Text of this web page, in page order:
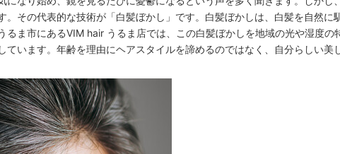
。その代表的な技術が「白髪ぼかし」です。白髪ぼかしは、白髪を自然
るま市にあるVIM hair うるま店では、この白髪ぼかしを地域の光や湿度
ています。年齢を理由にヘアスタイルを諦めるのではなく、自分らしい美